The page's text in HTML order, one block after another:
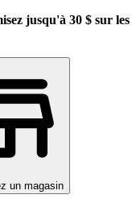
jusqu'à 30 $ sur
un magasin